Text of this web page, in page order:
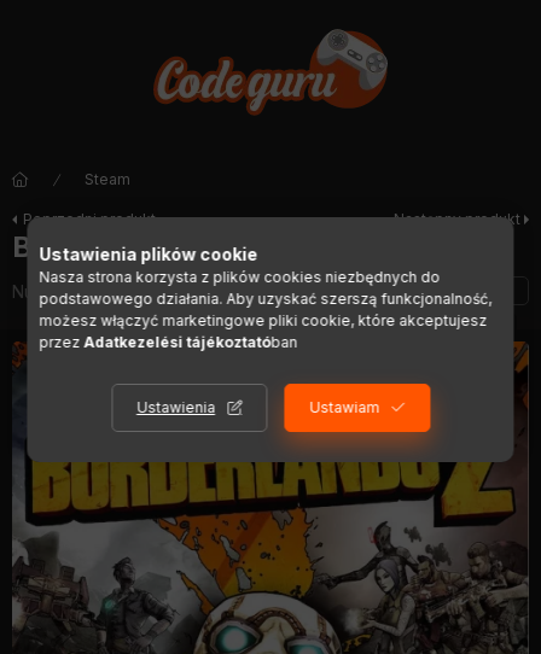
Steam
Poprzedni produkt Następny produkt
Borderlands 2 (Complete Edition)
Numer artykułu:DIGI01287
Ustawienia plików cookie
Nasza strona korzysta z plików cookies niezbędnych do
podstawowego działania. Aby uzyskać szerszą funkcjonalność,
możesz włączyć marketingowe pliki cookie, które akceptujesz
przezAdatkezelési tájékoztatóban
Ustawienia Ustawiam